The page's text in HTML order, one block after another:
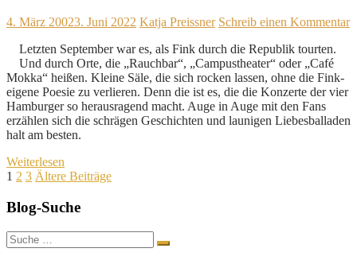
4. März 20023. Juni 2022 Katja Preissner Schreib einen Kommentar
Letzten September war es, als Fink durch die Republik tourten.
Und durch Orte, die „Rauchbar“, „Campustheater“ oder „Café
Mokka“ heißen. Kleine Säle, die sich rocken lassen, ohne die Fink-
eigene Poesie zu verlieren. Denn die ist es, die die Konzerte der vier
Hamburger so herausragend macht. Auge in Auge mit den Fans
erzählen sich die schrägen Geschichten und launigen Liebesballaden
halt am besten.
Weiterlesen
Seitennummerierung
der
Beiträge
1 2 3 Ältere Beiträge
Blog-Suche
Suche
nach: